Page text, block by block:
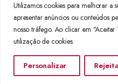
Utilizamos cookies para melhorar a
apresentar anúncios ou conteúdos
nosso tráfego. Ao clicar em
utilização de cookies.
Personalizar
Início Categorias Procurar